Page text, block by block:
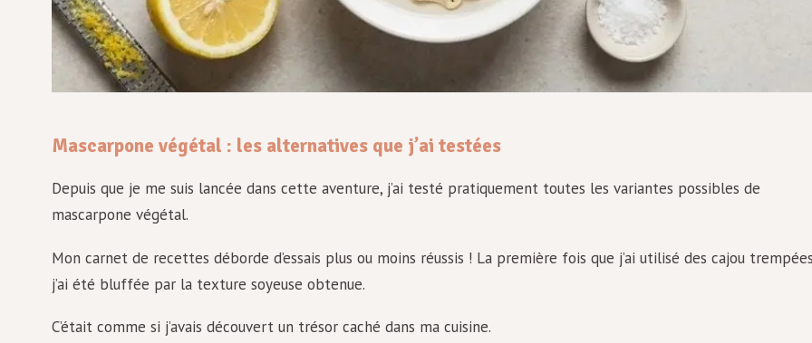
Mascarpone végétal : les alternatives que j’ai testées
Depuis que je me suis lancée dans cette aventure, j’ai testé pratiquement toutes les variantes possibles de
mascarpone végétal.
Mon carnet de recettes déborde d’essais plus ou moins réussis ! La première fois que j’ai utilisé des cajou
j’ai été bluffée par la texture soyeuse obtenue.
C’était comme si j’avais découvert un trésor caché dans ma cuisine.